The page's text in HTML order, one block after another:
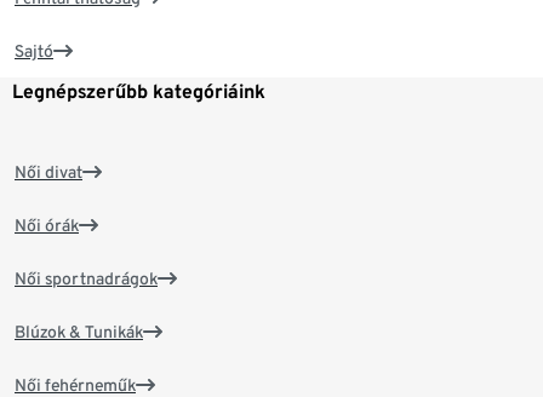
Sajtó
Legnépszerűbb kategóriáink
Női divat
Női órák
Női sportnadrágok
Blúzok & Tunikák
Női fehérneműk